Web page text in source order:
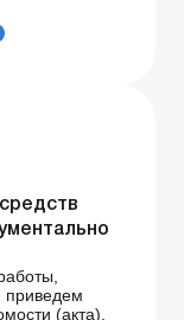
приведем
(акта),